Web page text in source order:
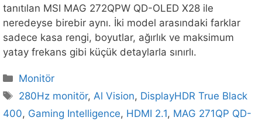
tanıtılan MSI MAG 272QPW QD-OLED X28 ile
neredeyse birebir aynı. İki model arasındaki farklar
sadece kasa rengi, boyutlar, ağırlık ve maksimum
yatay frekans gibi küçük detaylarla sınırlı.
Kategoriler
Monitör
Etiketler
280Hz monitör, Al Vision, DisplayHDR True Black
400, Gaming Intelligence, HDMI 2.1, MAG 271QP QD-